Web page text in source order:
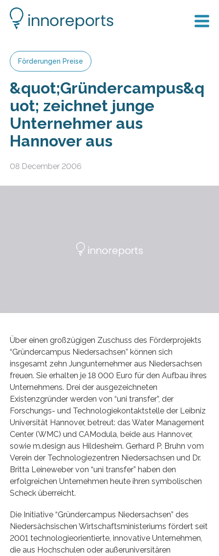
Förderungen Preise
&quot;Gründercampus&q
uot; zeichnet junge
Unternehmer aus
Hannover aus
08 December 2006
Über einen großzügigen Zuschuss des Förderprojekts
“Gründercampus Niedersachsen” können sich
insgesamt zehn Jungunternehmer aus Niedersachsen
freuen. Sie erhalten je 18 000 Euro für den Aufbau ihres
Unternehmens. Drei der ausgezeichneten
Existenzgründer werden von “uni transfer”, der
Forschungs- und Technologiekontaktstelle der Leibniz
Universität Hannover, betreut: das Water Management
Center (WMC) und CAModula, beide aus Hannover,
sowie m.design aus Hildesheim. Gerhard P. Bruhn vom
Verein der Technologiezentren Niedersachsen und Dr.
Britta Leineweber von “uni transfer” haben den
erfolgreichen Unternehmen heute ihren symbolischen
Scheck überreicht.
Die Initiative “Gründercampus Niedersachsen” des
Niedersächsischen Wirtschaftsministeriums fördert seit
2001 technologieorientierte, innovative Unternehmen,
die aus Hochschulen oder außeruniversitären